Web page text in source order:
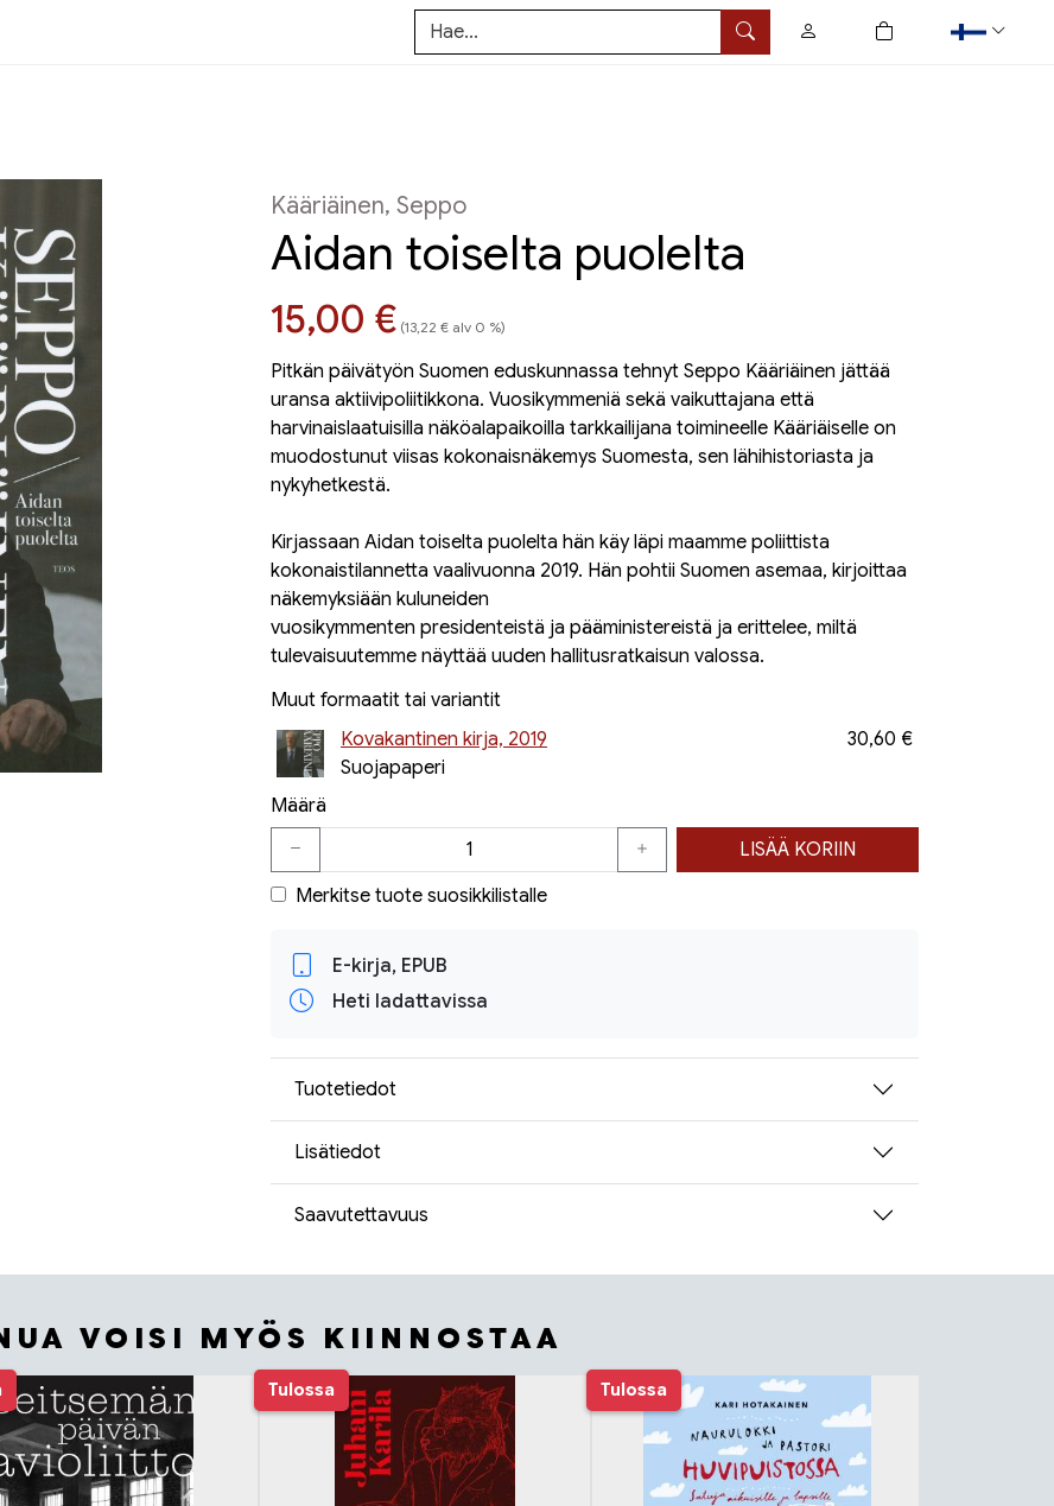
Hae
0
tuotetta ostoskorissa
Kääriäinen, Seppo
Aidan toiselta puolelta
Hinta nyt
15,00 € (13,22 € alv 0 %)
Pitkän päivätyön Suomen eduskunnassa tehnyt Seppo Kääriäinen jättää
uransa aktiivipoliitikkona. Vuosikymmeniä sekä vaikuttajana että
harvinaislaatuisilla näköalapaikoilla tarkkailijana toimineelle Kääriäiselle on
muodostunut viisas kokonaisnäkemys Suomesta, sen lähihistoriasta ja
nykyhetkestä.
Kirjassaan Aidan toiselta puolelta hän käy läpi maamme poliittista
kokonaistilannetta vaalivuonna 2019. Hän pohtii Suomen asemaa, kirjoittaa
näkemyksiään kuluneiden
vuosikymmenten presidenteistä ja pääministereistä ja erittelee, miltä
tulevaisuutemme näyttää uuden hallitusratkaisun valossa.
Muut formaatit tai variantit
Kovakantinen kirja, 2019
Suojapaperi
30,60 €
Määrä
LISÄÄ KORIIN
Merkitse tuote suosikkilistalle
E-kirja, EPUB
Heti ladattavissa
Tuotetiedot
Lisätiedot
Saavutettavuus
VOISI MYÖS KIINNOSTAA
Tulossa Tulossa